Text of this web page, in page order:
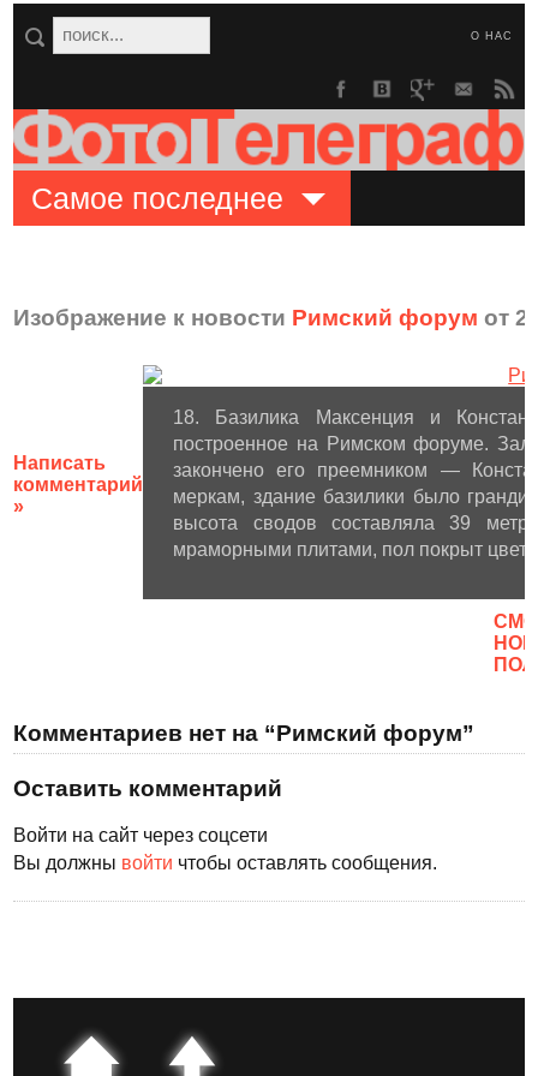
О НАС
Самое последнее
Изображение к новости Римский форум от
Написать
комментарий
»
18. Базилика Максенция и
построенное на Римском форуме.
закончено его преемником —
меркам, здание базилики было
высота сводов составляла 39
мраморными плитами, пол покрыт
Комментариев нет на “Римский форум”
Оставить комментарий
Войти на сайт через соцсети
Вы должны войти чтобы оставлять сообщения.